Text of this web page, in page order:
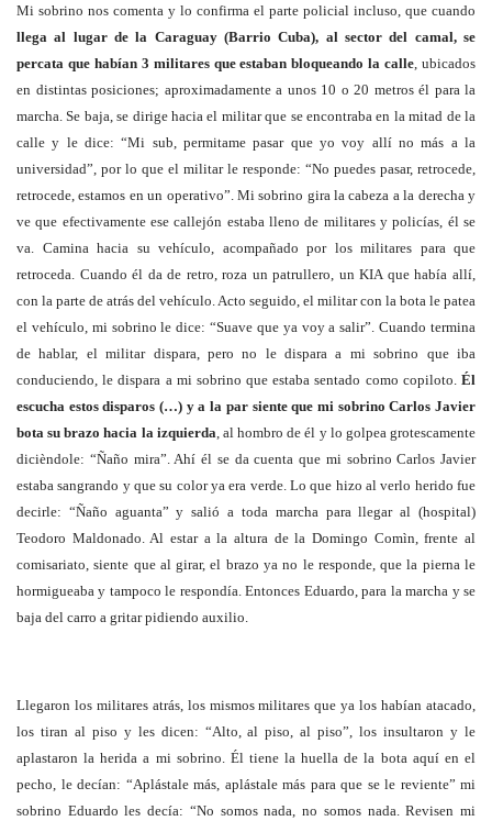
Mi sobrino nos comenta y lo confirma el parte policial incluso, que cuando
llega al lugar de la Caraguay (Barrio Cuba), al sector del camal, se
percata que habían 3 militares que estaban bloqueando la calle, ubicados
en distintas posiciones; aproximadamente a unos 10 o 20 metros él para la
marcha. Se baja, se dirige hacia el militar que se encontraba en la mitad de la
calle y le dice: “Mi sub, permitame pasar que yo voy allí no más a la
universidad”, por lo que el militar le responde: “No puedes pasar, retrocede,
retrocede, estamos en un operativo”. Mi sobrino gira la cabeza a la derecha y
ve que efectivamente ese callejón estaba lleno de militares y policías, él se
va. Camina hacia su vehículo, acompañado por los militares para que
retroceda. Cuando él da de retro, roza un patrullero, un KIA que había allí,
con la parte de atrás del vehículo. Acto seguido, el militar con la bota le patea
el vehículo, mi sobrino le dice: “Suave que ya voy a salir”. Cuando termina
de hablar, el militar dispara, pero no le dispara a mi sobrino que iba
conduciendo, le dispara a mi sobrino que estaba sentado como copiloto. Él
escucha estos disparos (…) y a la par siente que mi sobrino Carlos Javier
bota su brazo hacia la izquierda, al hombro de él y lo golpea grotescamente
dicièndole: “Ñaño mira”. Ahí él se da cuenta que mi sobrino Carlos Javier
estaba sangrando y que su color ya era verde. Lo que hizo al verlo herido fue
decirle: “Ñaño aguanta” y salió a toda marcha para llegar al (hospital)
Teodoro Maldonado. Al estar a la altura de la Domingo Comìn, frente al
comisariato, siente que al girar, el brazo ya no le responde, que la pierna le
hormigueaba y tampoco le respondía. Entonces Eduardo, para la marcha y se
baja del carro a gritar pidiendo auxilio.
Llegaron los militares atrás, los mismos militares que ya los habían atacado,
los tiran al piso y les dicen: “Alto, al piso, al piso”, los insultaron y le
aplastaron la herida a mi sobrino. Él tiene la huella de la bota aquí en el
pecho, le decían: “Aplástale más, aplástale más para que se le reviente” mi
sobrino Eduardo les decía: “No somos nada, no somos nada. Revisen mi